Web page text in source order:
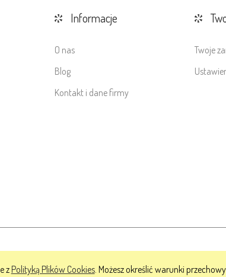
z Polityką Plików Cookies. Możesz określić warunki
Informacje
O nas
Blog
Kontakt i dane firmy
Twoje